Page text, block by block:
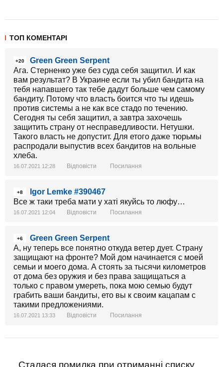
ТОП КОМЕНТАРІ
+20
Green Green Serpent
Ага. Стерненко уже без суда себя защитил. И как
вам результат? В Украине если ты убил бандита на
тебя напавшего так тебе дадут больше чем самому
бандиту. Потому что власть боится что ты идешь
против системы а не как все стадо по течению.
Сегодня ты себя защитил, а завтра захочешь
защитить страну от несправедливости. Нетушки.
Такого власть не допустит. Для етого даже тюрьмы
распродали выпустив всех бандитов на вольные
хлеба.
16.07.2021 12:28 Відповісти Посилання
+8
Igor Lemke #390467
Все ж таки треба мати у хаті якуйсь то люфу…
16.07.2021 12:04 Відповісти Посилання
+6
Green Green Serpent
А, ну теперь все понятно откуда ветер дует. Страну
защищают на фронте? Мой дом начинается с моей
семьи и моего дома. А стоять за тысячи километров
от дома без оружия и без права защищаться а
только с правом умереть, пока мою семью будут
грабить ваши бандиты, ето вы к своим кацапам с
такими предложениями.
16.07.2021 13:33 Відповісти Посилання
Сталася помилка при отриманні списку